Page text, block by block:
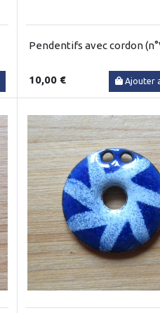
Pendentifs avec cordon
10,00 € Ajouter